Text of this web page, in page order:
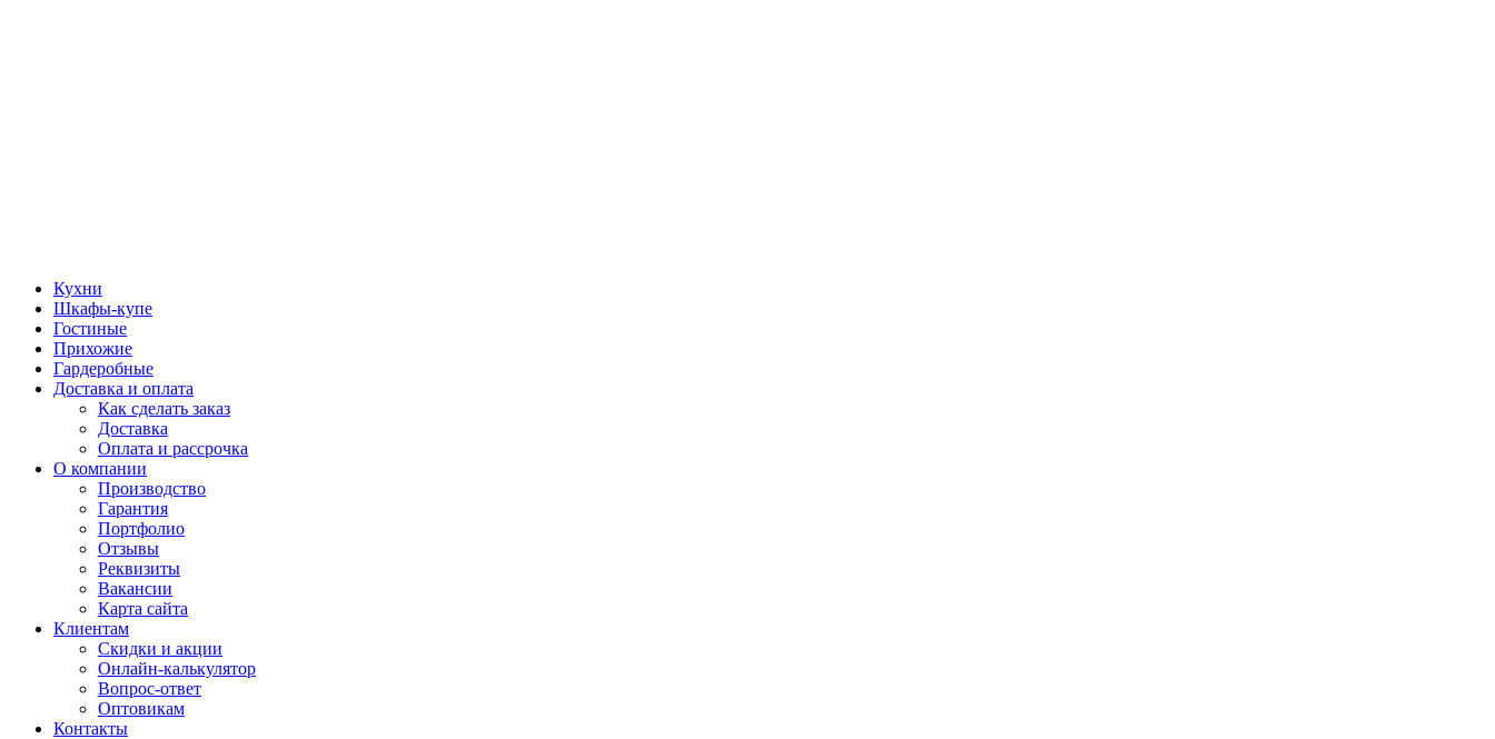
Кухни
Шкафы-купе
Гостиные
Прихожие
Гардеробные
Доставка и оплата
Как сделать заказ
Доставка
Оплата и рассрочка
О компании
Производство
Гарантия
Портфолио
Отзывы
Реквизиты
Вакансии
Карта сайта
Клиентам
Скидки и акции
Онлайн-калькулятор
Вопрос-ответ
Оптовикам
Контакты